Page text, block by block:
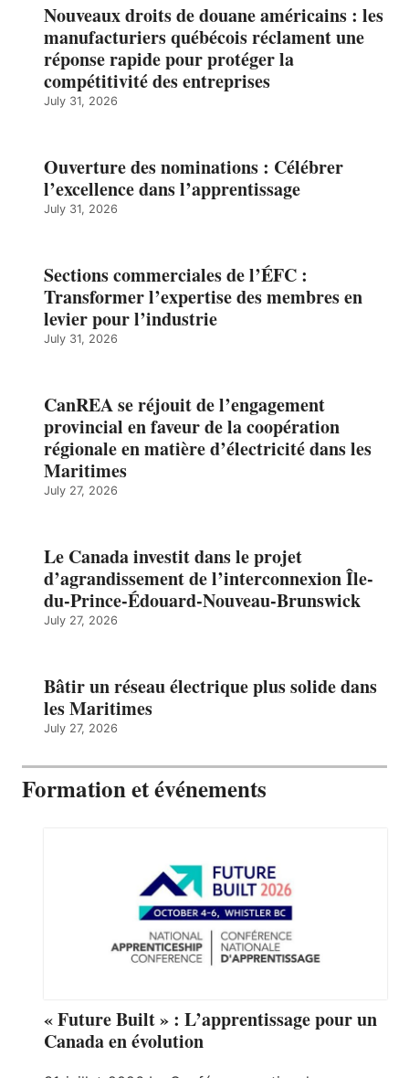
Nouveaux droits de douane américains : les
manufacturiers québécois réclament une
réponse rapide pour protéger la
compétitivité des entreprises
July 31, 2026
Ouverture des nominations : Célébrer
l’excellence dans l’apprentissage
July 31, 2026
Sections commerciales de l’ÉFC :
Transformer l’expertise des membres en
levier pour l’industrie
July 31, 2026
CanREA se réjouit de l’engagement
provincial en faveur de la coopération
régionale en matière d’électricité dans les
Maritimes
July 27, 2026
Le Canada investit dans le projet
d’agrandissement de l’interconnexion Île-
du-Prince-Édouard-Nouveau-Brunswick
July 27, 2026
Bâtir un réseau électrique plus solide dans
les Maritimes
July 27, 2026
Formation et événements
« Future Built » : L’apprentissage pour un
Canada en évolution